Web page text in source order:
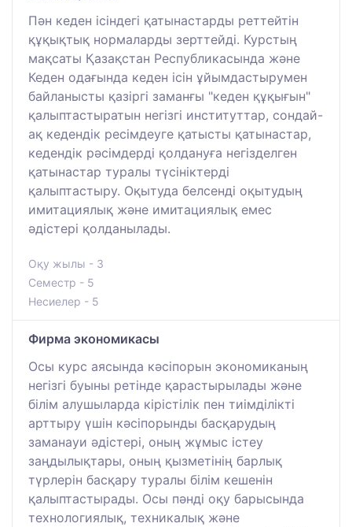
Пән кеден ісіндегі қатынастарды реттейтін
құқықтық нормаларды зерттейді. Курстың
мақсаты Қазақстан Республикасында және
Кеден одағында кеден ісін ұйымдастырумен
байланысты қазіргі заманғы "кеден құқығын"
қалыптастыратын негізгі институттар, сондай-
ақ кедендік ресімдеуге қатысты қатынастар,
кедендік рәсімдерді қолдануға негізделген
қатынастар туралы түсініктерді
қалыптастыру. Оқытуда белсенді оқытудың
имитациялық және имитациялық емес
әдістері қолданылады.
Оқу жылы - 3
Семестр - 5
Несиелер - 5
Фирма экономикасы
Осы курс аясында кәсіпорын экономиканың
негізгі буыны ретінде қарастырылады және
білім алушыларда кірістілік пен тиімділікті
арттыру үшін кәсіпорынды басқарудың
заманауи әдістері, оның жұмыс істеу
заңдылықтары, оның қызметінің барлық
түрлерін басқару туралы білім кешенін
қалыптастырады. Осы пәнді оқу барысында
технологиялық, техникалық және